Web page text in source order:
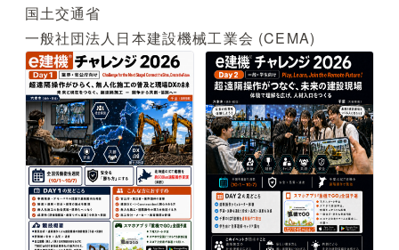
国土交通省
一般社団法人日本建設機械工業会 (CEMA)